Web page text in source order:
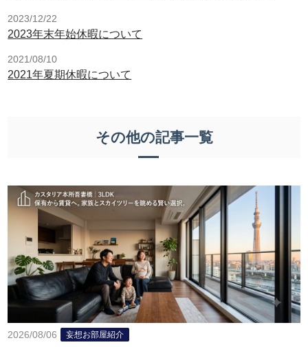
2023/12/22
2023年末年始休暇について
2021/08/10
2021年夏期休暇について
その他の記事一覧
2026/08/06 妄想お部屋紹介